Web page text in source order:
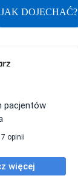
JAK DOJECHAĆ?